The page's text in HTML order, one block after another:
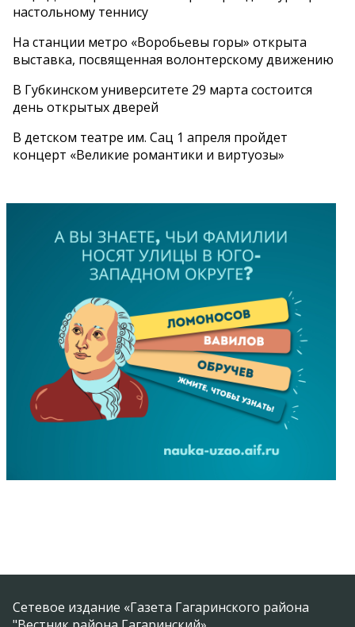
настольному теннису
На станции метро «Воробьевы горы» открыта
выставка, посвященная волонтерскому движению
В Губкинском университете 29 марта состоится
день открытых дверей
В детском театре им. Сац 1 апреля пройдет
концерт «Великие романтики и виртуозы»
Сетевое издание «Газета Гагаринского района